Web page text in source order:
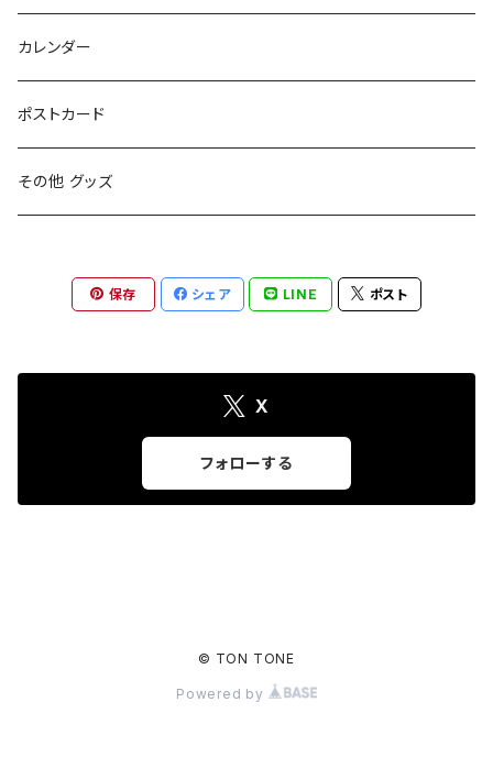
カレンダー
ポストカード
その他 グッズ
保存 シェア LINE ポスト
X
フォローする
© TON TONE
Powered by